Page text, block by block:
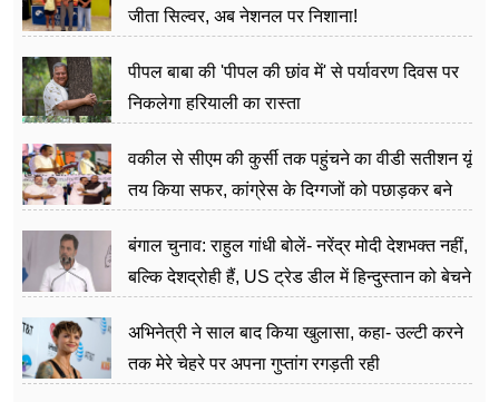
जीता सिल्वर, अब नेशनल पर निशाना!
पीपल बाबा की 'पीपल की छांव में' से पर्यावरण दिवस पर
निकलेगा हरियाली का रास्ता
वकील से सीएम की कुर्सी तक पहुंचने का वीडी सतीशन यूं
तय किया सफर, कांग्रेस के दिग्गजों को पछाड़कर बने
बंगाल चुनाव: राहुल गांधी बोलें- नरेंद्र मोदी देशभक्त नहीं,
बल्कि देशद्रोही हैं, US ट्रेड डील में हिन्दुस्तान को बेचने
अभिनेत्री ने साल बाद किया खुलासा, कहा- उल्टी करने
तक मेरे चेहरे पर अपना गुप्तांग रगड़ती रही